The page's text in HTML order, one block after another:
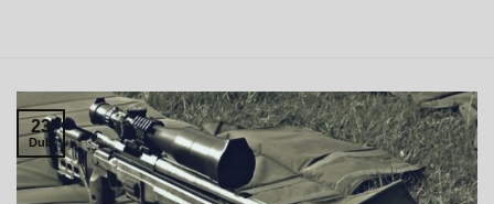
23
Dub